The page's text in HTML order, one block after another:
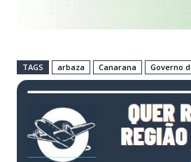
TAGS arbaza Canarana Governo